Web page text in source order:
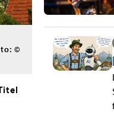
©